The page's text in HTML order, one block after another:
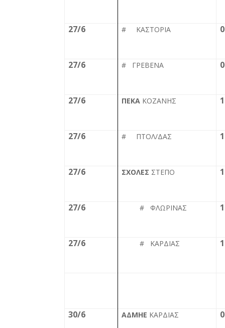
27/6 # ΚΑΣΤΟΡΙΑ
27/6 # ΓΡΕΒΕΝΑ
27/6 ΠΕΚΑΚΟΖΑΝΗΣ
27/6 # ΠΤΟΛ/ΔΑΣ
27/6 ΣΧΟΛΕΣ ΣΤΕΠΟ
27/6 # ΦΛΩΡΙΝΑΣ
27/6 # ΚΑΡΔΙΑΣ
30/6 ΑΔΜΗΕ ΚΑΡΔΙΑΣ